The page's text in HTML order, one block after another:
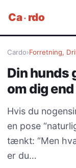
Ca· rdo
Cardo›Forretning,
Din hunds
om dig
Hvis du
en pose
tænkt: “Men
er du…